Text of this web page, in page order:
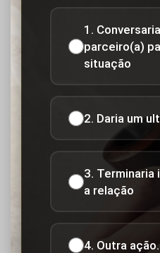
1.
parceiro(a)
situação
2. Daria um
3. Terminaria
a relação
4. Outra